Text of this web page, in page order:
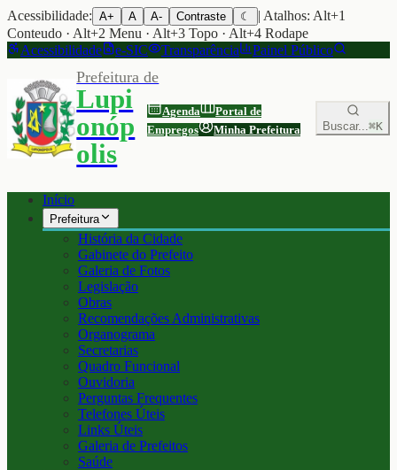
Acessibilidade: A+ A A- Contraste ☾
| Atalhos: Alt+1
Conteudo · Alt+2 Menu · Alt+3 Topo · Alt+4 Rodape
Acessibilidade
e-SIC Transparência Painel Público
Prefeitura de
Lupi
onóp
olis
Agenda
Portal de
Empregos
Minha Prefeitura Buscar...⌘K
Início
Prefeitura
História da Cidade
Gabinete do Prefeito
Galeria de Fotos
Legislação
Obras
Recomendações Administrativas
Organograma
Secretarias
Quadro Funcional
Ouvidoria
Perguntas Frequentes
Telefones Úteis
Links Úteis
Galeria de Prefeitos
Saúde